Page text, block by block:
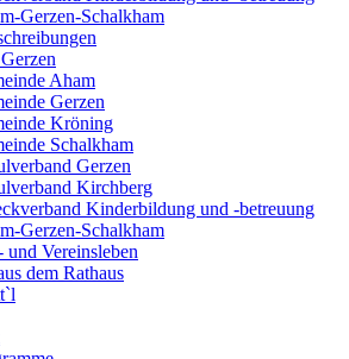
Gerzen-Schalkham
Aham
Gerzen
Kröning
Schalkham
Gerzen
Kirchberg
Kinderbildung und -betreuung
Gerzen-Schalkham
und Vereinsleben
dem Rathaus